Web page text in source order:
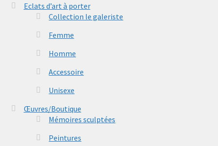
Eclats d’art à porter
Collection le galeriste
Femme
Homme
Accessoire
Unisexe
Œuvres/Boutique
Mémoires sculptées
Peintures